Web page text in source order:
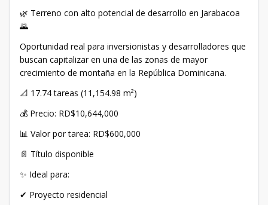
🌿 Terreno con alto potencial de desarrollo en Jarabacoa
🌄
Oportunidad real para inversionistas y desarrolladores que
buscan capitalizar en una de las zonas de mayor
crecimiento de montaña en la República Dominicana.
📐 17.74 tareas (11,154.98 m²)
💰 Precio: RD$10,644,000
📊 Valor por tarea: RD$600,000
📄 Título disponible
✨ Ideal para:
✔ Proyecto residencial